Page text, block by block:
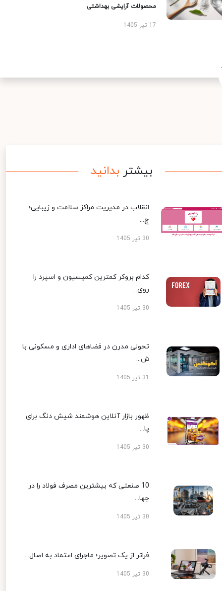
محصولات آرایشی بهداشتی
17 تیر 1405
بیشتر بدانید
انقلاب در مدیریت مراکز سلامت و زیبایی؛
چ...
30 تیر 1405
کدام بروکر کمترین کمیسیون و اسپرد را
روی...
30 تیر 1405
تحولی مدرن در فضاهای اداری و مسکونی با
ش...
ظهور بازار آنلاین هوشمند شیش دنگ برای
پا...
30 تیر 1405
10 صنعتی که بیشترین مصرف فولاد را در
جها...
30 تیر 1405
فراتر از یک تصویر؛ ماجرای اعتماد به اصال...
30 تیر 1405